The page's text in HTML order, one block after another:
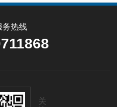
务热线
关